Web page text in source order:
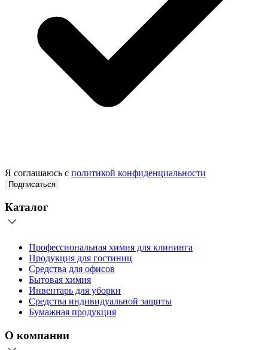
Я соглашаюсь с политикой конфиденциальности
Подписаться
Каталог
Профессиональная химия для клининга
Продукция для гостиниц
Средства для офисов
Бытовая химия
Инвентарь для уборки
Средства индивидуальной защиты
Бумажная продукция
О компании